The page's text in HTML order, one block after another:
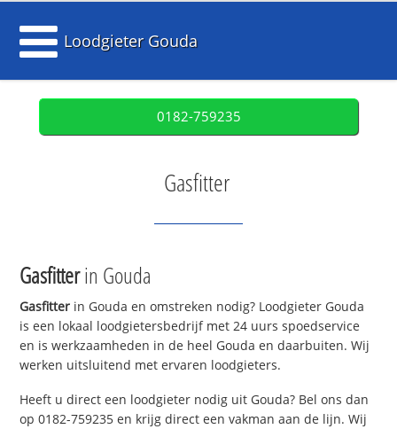
Loodgieter Gouda
0182-759235
Gasfitter
Gasfitterin Gouda
Gasfitter in Gouda en omstreken nodig? Loodgieter Gouda
is een lokaal loodgietersbedrijf met 24 uurs spoedservice
en is werkzaamheden in de heel Gouda en daarbuiten. Wij
werken uitsluitend met ervaren loodgieters.
Heeft u direct een loodgieter nodig uit Gouda? Bel ons dan
op 0182-759235 en krijg direct een vakman aan de lijn. Wij